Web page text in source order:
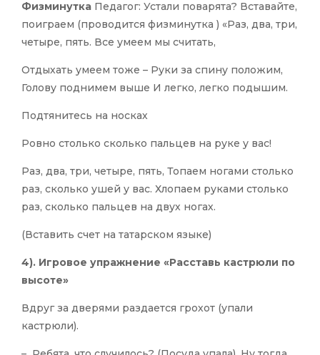
Физминутка Педагог: Устали поварята? Вставайте,
поиграем (проводится физминутка ) «Раз, два, три,
четыре, пять. Все умеем мы считать,
Отдыхать умеем тоже – Руки за спину положим,
Голову поднимем выше И легко, легко подышим.
Подтянитесь на носках
Ровно столько сколько пальцев на руке у вас!
Раз, два, три, четыре, пять, Топаем ногами столько
раз, сколько ушей у вас. Хлопаем руками столько
раз, сколько пальцев на двух ногах.
(Вставить счет на татарском языке)
4). Игровое упражнение «Расставь кастрюли по
высоте»
Вдруг за дверями раздается грохот (упали
кастрюли).